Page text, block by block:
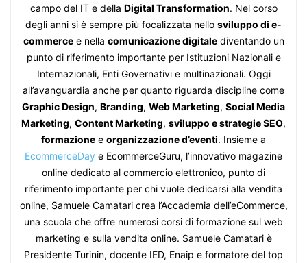
campo del IT e della Digital Transformation. Nel corso
degli anni si è sempre più focalizzata nello sviluppo di e-
commercee nella comunicazione digitalediventando un
punto di riferimento importante per Istituzioni Nazionali e
Internazionali, Enti Governativi e multinazionali. Oggi
all’avanguardia anche per quanto riguarda discipline come
Graphic Design, Branding, Web Marketing, Social Media
Marketing, Content Marketing, sviluppo e strategie SEO,
formazione e organizzazione d’eventi. Insieme a
EcommerceDay e EcommerceGuru, l’innovativo magazine
online dedicato al commercio elettronico, punto di
riferimento importante per chi vuole dedicarsi alla vendita
online, Samuele Camatari crea l’Accademia dell’eCommerce,
una scuola che offre numerosi corsi di formazione sul web
marketing e sulla vendita online. Samuele Camatari è
Presidente Turinin, docente IED, Enaip e formatore del top